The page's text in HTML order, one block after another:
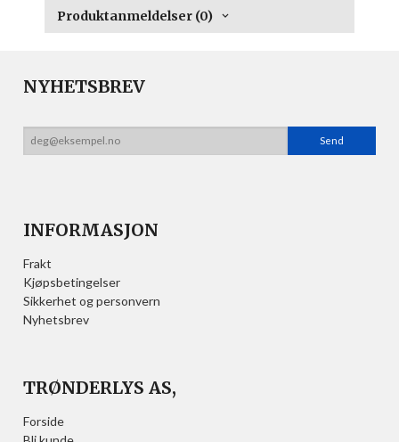
Produktanmeldelser (0)
NYHETSBREV
INFORMASJON
Frakt
Kjøpsbetingelser
Sikkerhet og personvern
Nyhetsbrev
TRØNDERLYS AS,
Forside